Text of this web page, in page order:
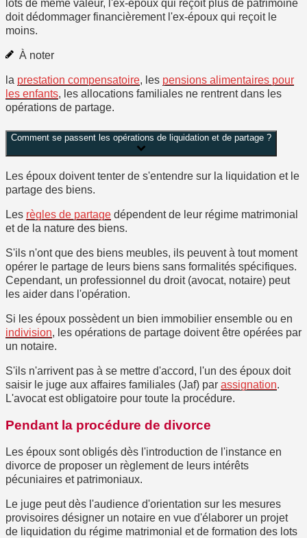
lots de même valeur, l'ex-époux qui reçoit plus de patrimoine
doit dédommager financièrement l'ex-époux qui reçoit le
moins.
À noter
la prestation compensatoire, les pensions alimentaires pour
les enfants, les allocations familiales ne rentrent dans les
opérations de partage.
Comment se passent les opérations de liquidation et de partage ?
Les époux doivent tenter de s'entendre sur la liquidation et le
partage des biens.
Les règles de partage dépendent de leur régime matrimonial
et de la nature des biens.
S'ils n'ont que des biens meubles, ils peuvent à tout moment
opérer le partage de leurs biens sans formalités spécifiques.
Cependant, un professionnel du droit (avocat, notaire) peut
les aider dans l'opération.
Si les époux possèdent un bien immobilier ensemble ou en
indivision, les opérations de partage doivent être opérées par
un notaire.
S'ils n'arrivent pas à se mettre d'accord, l'un des époux doit
saisir le juge aux affaires familiales (Jaf) par assignation.
L'avocat est obligatoire pour toute la procédure.
Pendant la procédure de divorce
Les époux sont obligés dès l'introduction de l'instance en
divorce de proposer un règlement de leurs intérêts
pécuniaires et patrimoniaux.
Le juge peut dès l'audience d'orientation sur les mesures
provisoires désigner un notaire en vue d'élaborer un projet
de liquidation du régime matrimonial et de formation des lots